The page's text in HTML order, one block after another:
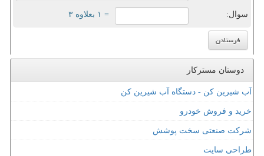
سوال: = ۱ بعلاوه ۳
دوستان مسترکار
آب شیرین کن - دستگاه آب شیرین کن
خرید و فروش خودرو
شرکت صنعتی سخت پوشش
طراحی سایت